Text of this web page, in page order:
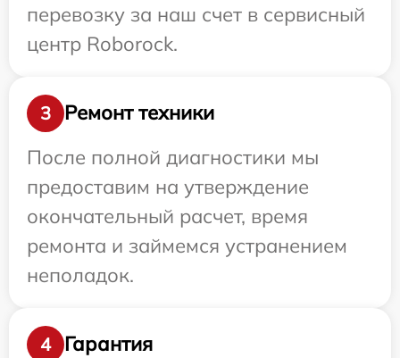
перевозку за наш счет в сервисный
центр Roborock.
3
Ремонт техники
После полной диагностики мы
предоставим на утверждение
окончательный расчет, время
ремонта и займемся устранением
неполадок.
4
Гарантия